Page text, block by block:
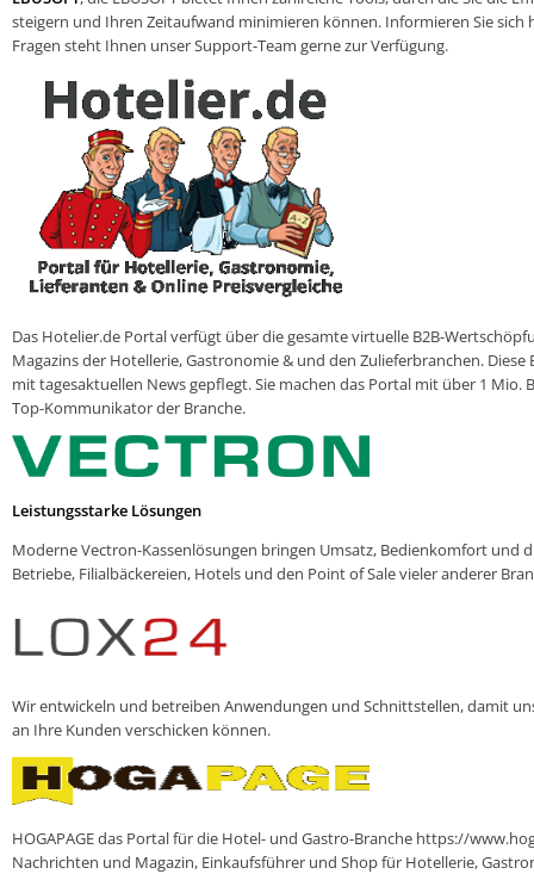
steigern und Ihren Zeitaufwand minimieren können. Informieren Sie sich
Fragen steht Ihnen unser Support-Team gerne zur Verfügung.
Das Hotelier.de Portal verfügt über die gesamte virtuelle B2B-
Magazins der Hotellerie, Gastronomie & und den Zulieferbranchen. Diese
mit tagesaktuellen News gepflegt. Sie machen das Portal mit über 1 Mio.
Top-Kommunikator der Branche.
Leistungsstarke Lösungen
Moderne Vectron-Kassenlösungen bringen Umsatz, Bedienkomfort und
Betriebe, Filialbäckereien, Hotels und den Point of Sale vieler anderer
Wir entwickeln und betreiben Anwendungen und Schnittstellen, damit
an Ihre Kunden verschicken können.
HOGAPAGE das Portal für die Hotel- und Gastro-Branche https://
Nachrichten und Magazin, Einkaufsführer und Shop für Hotellerie,